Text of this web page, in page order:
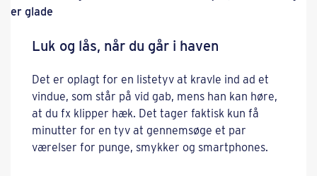
Luk og lås, når du går i haven
Det er oplagt for en listetyv at kravle ind ad et
vindue, som står på vid gab, mens han kan høre,
at du fx klipper hæk. Det tager faktisk kun få
minutter for en tyv at gennemsøge et par
værelser for punge, smykker og smartphones.